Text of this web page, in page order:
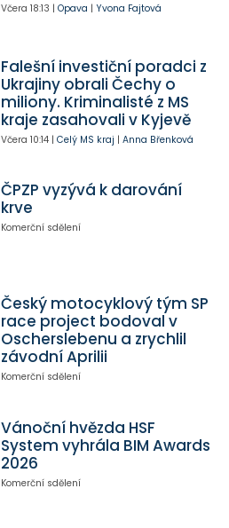
Včera 18:13 | Opava | Yvona Fajtová
Falešní investiční poradci z
Ukrajiny obrali Čechy o
miliony. Kriminalisté z MS
kraje zasahovali v Kyjevě
Včera 10:14| Celý MS kraj | Anna Břenková
ČPZP vyzývá k darování
krve
Komerční sdělení
Český motocyklový tým SP
race project bodoval v
Oscherslebenu a zrychlil
závodní Aprilii
Komerční sdělení
Vánoční hvězda HSF
System vyhrála BIM Awards
2026
Komerční sdělení